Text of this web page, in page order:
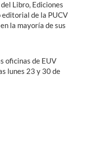
Libro, Ediciones
de la PUCV
la mayoría de sus
oficinas de EUV
lunes 23 y 30 de